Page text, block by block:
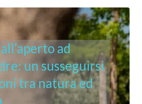
ad
un susseguirsi
tra natura ed